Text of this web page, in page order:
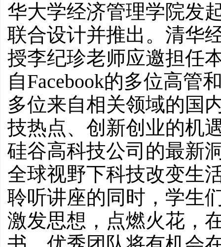
华大学经济管理学院发
联合设计并推出。清华
授李纪珍老师应邀担任
自Facebook的多位高管
多位来自相关领域的国
技热点、创新创业的机
硅谷高科技公司的最新
全球视野下科技改变生
聆听讲座的同时，学生
激发思想，点燃火花，